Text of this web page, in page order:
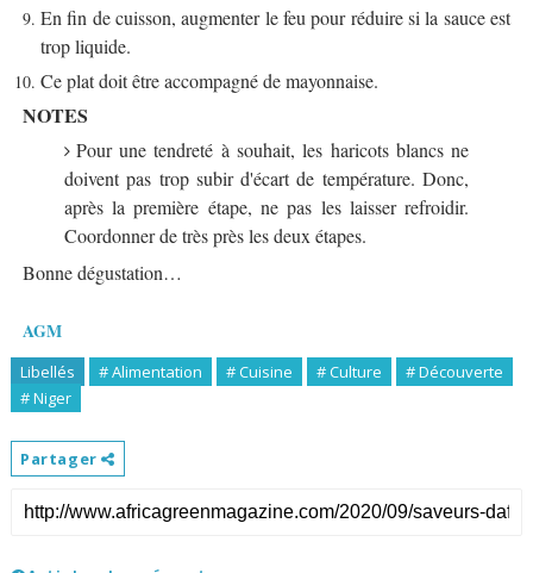
En fin de cuisson, augmenter le feu pour réduire si la sauce est
trop liquide.
Ce plat doit être accompagné de mayonnaise.
NOTES
Pour une tendreté à souhait, les haricots blancs ne
doivent pas trop subir d'écart de température. Donc,
après la première étape, ne pas les laisser refroidir.
Coordonner de très près les deux étapes.
Bonne dégustation…
AGM
Libellés # Alimentation # Cuisine # Culture
# Découverte
# Niger
Partager